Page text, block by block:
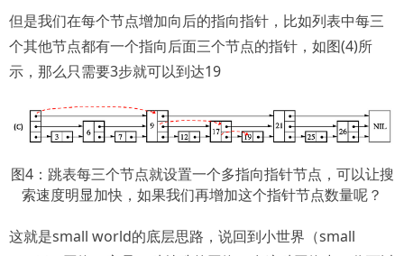
但是我们在每个节点增加向后的指向指针，比如列表中每三
个其他节点都有一个指向后面三个节点的指针，如图(4)所
示，那么只需要3步就可以到达19
图4：跳表每三个节点就设置一个多指向指针节点，可以让搜
索速度明显加快，如果我们再增加这个指针节点数量呢？
这就是small world的底层思路，说回到小世界（small